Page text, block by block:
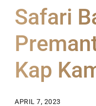
Safari
Kap
APRIL 7, 2023